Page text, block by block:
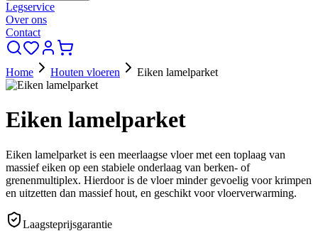
Legservice
Over ons
Contact
Home Houten vloeren Eiken lamelparket
Eiken lamelparket
Eiken lamelparket is een meerlaagse vloer met een toplaag van
massief eiken op een stabiele onderlaag van berken- of
grenenmultiplex. Hierdoor is de vloer minder gevoelig voor krimpen
en uitzetten dan massief hout, en geschikt voor vloerverwarming.
Laagsteprijsgarantie